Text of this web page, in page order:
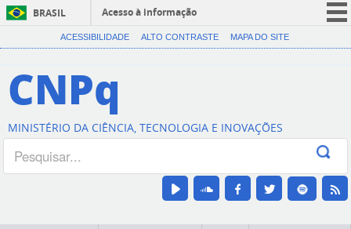
BRASIL
Acesso à informação
CORONAVÍRUS (COVID-19)
Canais
ACESSIBILIDADE ALTO CONTRASTE MAPA DO SITE
CNPq
MINISTÉRIO DA CIÊNCIA, TECNOLOGIA E INOVAÇÕES